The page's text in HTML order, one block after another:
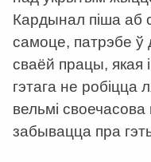
Кардынал піша аб
самоце, патрэбе ў
сваёй працы, якая
гэтага не робіцца
вельмі
забывацца пра